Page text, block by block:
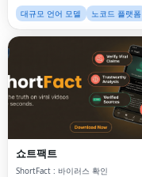
대규모 언어 모델
노코드 플랫폼
쇼트팩트
ShortFact : 바이러스 확인